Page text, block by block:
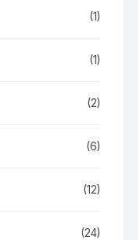
(1)
(1)
(2)
(6)
(12)
(24)